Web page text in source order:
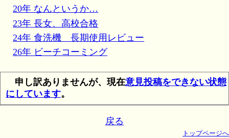
20年 なんというか…
23年 長女、高校合格
24年 食洗機 長期使用レビュー
26年 ビーチコーミング
申し訳ありませんが、現在意見投稿をできない状態
にしています。
戻る
トップページへ